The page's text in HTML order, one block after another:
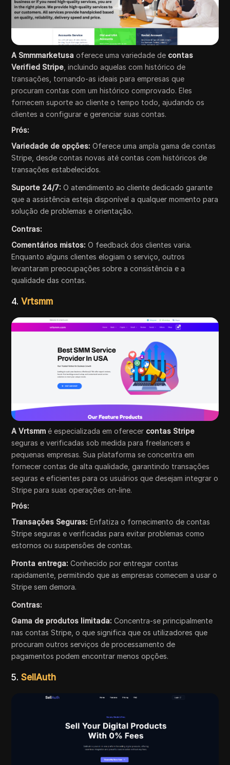
A Smmmarketusa oferece uma variedade de contas
Verified Stripe, incluindo aquelas com histórico de
transações, tornando-as ideais para empresas que
procuram contas com um histórico comprovado. Eles
fornecem suporte ao cliente o tempo todo, ajudando os
clientes a configurar e gerenciar suas contas.
Prós:
Variedade de opções: Oferece uma ampla gama de contas
Stripe, desde contas novas até contas com históricos de
transações estabelecidos.
Suporte 24/7: O atendimento ao cliente dedicado garante
que a assistência esteja disponível a qualquer momento para
solução de problemas e orientação.
Contras:
Comentários mistos: O feedback dos clientes varia.
Enquanto alguns clientes elogiam o serviço, outros
levantaram preocupações sobre a consistência e a
qualidade das contas.
4.Vrtsmm
A Vrtsmm é especializada em oferecer contas Stripe
seguras e verificadas sob medida para freelancers e
pequenas empresas. Sua plataforma se concentra em
fornecer contas de alta qualidade, garantindo transações
seguras e eficientes para os usuários que desejam integrar o
Stripe para suas operações on-line.
Prós:
Transações Seguras: Enfatiza o fornecimento de contas
Stripe seguras e verificadas para evitar problemas como
estornos ou suspensões de contas.
Pronta entrega: Conhecido por entregar contas
rapidamente, permitindo que as empresas comecem a usar o
Stripe sem demora.
Contras:
Gama de produtos limitada: Concentra-se principalmente
nas contas Stripe, o que significa que os utilizadores que
procuram outros serviços de processamento de
pagamentos podem encontrar menos opções.
5.SellAuth